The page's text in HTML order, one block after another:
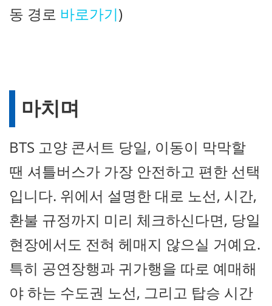
동 경로 바로가기)
마치며
BTS 고양 콘서트 당일, 이동이 막막할
땐 셔틀버스가 가장 안전하고 편한 선택
입니다. 위에서 설명한 대로 노선, 시간,
환불 규정까지 미리 체크하신다면, 당일
현장에서도 전혀 헤매지 않으실 거예요.
특히 공연장행과 귀가행을 따로 예매해
야 하는 수도권 노선, 그리고 탑승 시간